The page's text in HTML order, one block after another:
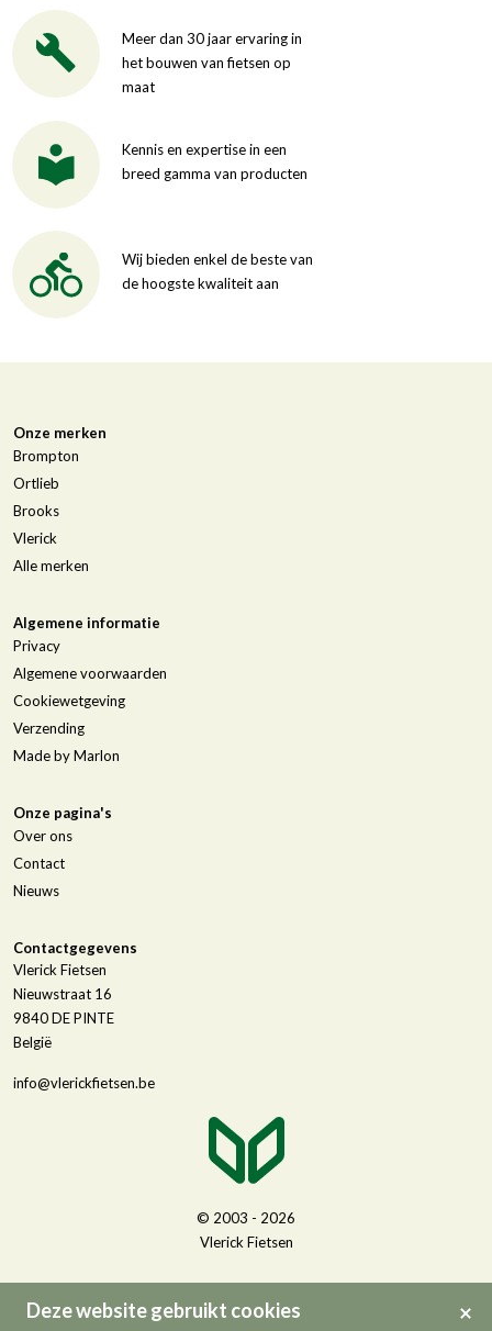
Deze website gebruikt cookies
Meer dan 30 jaar ervaring in
het bouwen van fietsen op
maat
Kennis en expertise in een
breed gamma van producten
Wij bieden enkel de beste van
de hoogste kwaliteit aan
Onze merken
Brompton
Ortlieb
Brooks
Vlerick
Alle merken
Algemene informatie
Privacy
Algemene voorwaarden
Cookiewetgeving
Verzending
Made by Marlon
Onze pagina's
Over ons
Contact
Nieuws
Contactgegevens
Vlerick Fietsen
Nieuwstraat 16
9840DE PINTE
België
info@vlerickfietsen.be
© 2003 - 2026
Vlerick Fietsen